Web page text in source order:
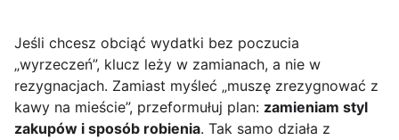
Jeśli chcesz obciąć wydatki bez poczucia
„wyrzeczeń”, klucz leży w zamianach, a nie w
rezygnacjach. Zamiast myśleć „muszę zrezygnować z
kawy na mieście”, przeformułuj plan: zamieniam styl
zakupów i sposób robienia. Tak samo działa z